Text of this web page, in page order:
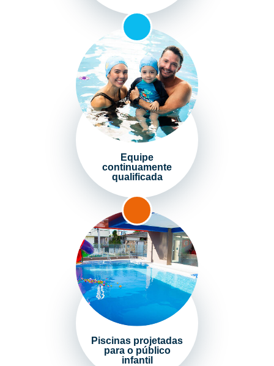
Equipe
continuamente
qualificada
Piscinas projetadas
para o público
infantil